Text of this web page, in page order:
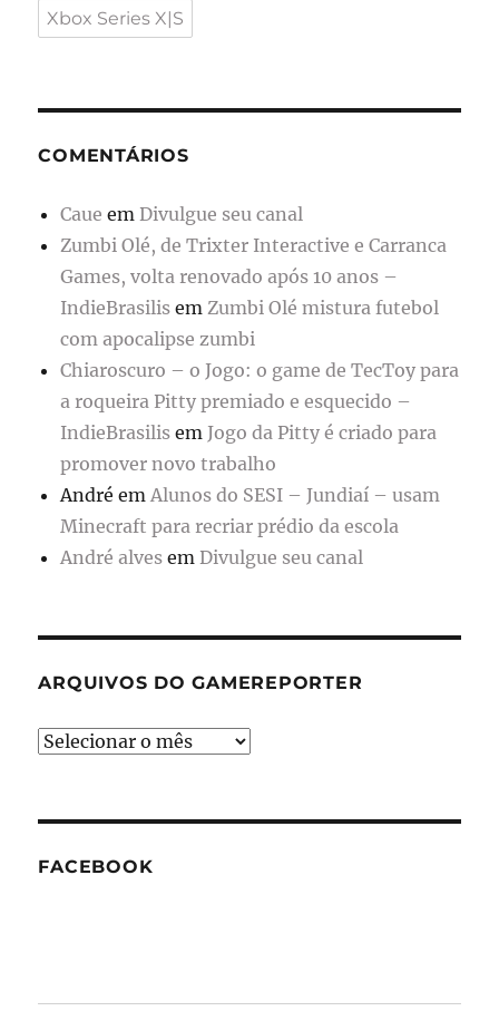
Xbox Series X|S
COMENTÁRIOS
Caue em Divulgue seu canal
Zumbi Olé, de Trixter Interactive e Carranca
Games, volta renovado após 10 anos –
IndieBrasilis em Zumbi Olé mistura futebol
com apocalipse zumbi
Chiaroscuro – o Jogo: o game de TecToy para
a roqueira Pitty premiado e esquecido –
IndieBrasilis em Jogo da Pitty é criado para
promover novo trabalho
André em Alunos do SESI – Jundiaí – usam
Minecraft para recriar prédio da escola
André alves em Divulgue seu canal
ARQUIVOS DO GAMEREPORTER
Arquivos
FACEBOOK